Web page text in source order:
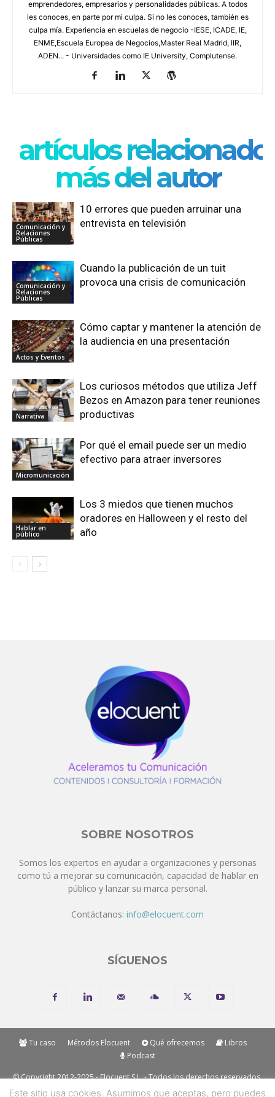
emprendedores, empresarios y personalidades públicas. A todos
les conoces, en parte por mi culpa. Si no les conoces, también es
culpa mía. Experiencia en escuelas de negocio -IESE, ICADE, IE,
ENME,Escuela Europea de Negocios,Master Real Madrid, IIR,
ADEN... - Universidades como IE University, Complutense.
artículos
más del autor
Comunicación y
Relaciones
Públicas
10 errores que pueden arruinar una
entrevista en televisión
Comunicación y
Relaciones
Públicas
Cuando la publicación de un tuit
provoca una crisis de comunicación
Actos y Eventos
Cómo captar y mantener la atención de
la audiencia en una presentación
Narrativa
Los curiosos métodos que utiliza Jeff
Bezos en Amazon para tener reuniones
productivas
Micromunicación
Por qué el email puede ser un medio
efectivo para atraer inversores
Hablar en
público
Los 3 miedos que tienen muchos
oradores en Halloween y el resto del
año
SOBRE NOSOTROS
Somos los expertos en ayudar a organizaciones y personas
como tú a mejorar su comunicación, capacidad de hablar en
público y lanzar su marca personal.
Contáctanos: info@elocuent.com
SÍGUENOS
Tu caso Métodos Elocuent Qué ofrecemos
Libros
Podcast
© Copyright 2012-2025 - Elocuent S.L. - Todos los derechos reservados.
Los métodos y marcas mencionadas en nuestros métodos son
Este sitio usa cookies. Asumimos que aceptas, pero puedes